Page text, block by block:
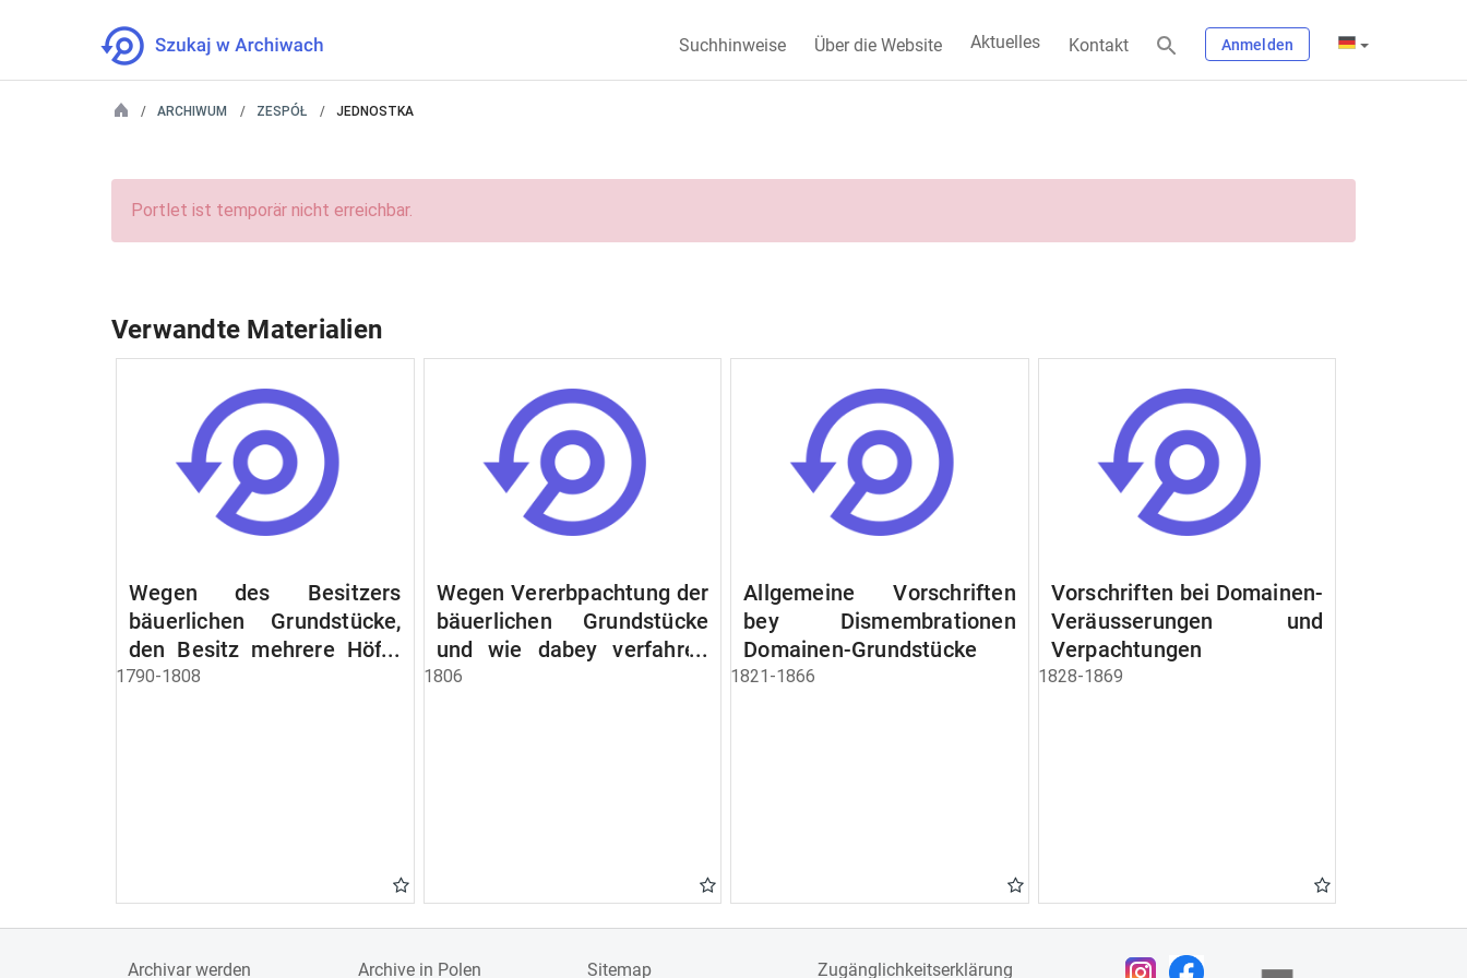
Suchhinweise Über die Website Aktuelles Kontakt Anmelden
ARCHIWUM ZESPÓŁ JEDNOSTKA
Portlet ist temporär nicht erreichbar.
Verwandte Materialien
Wegen des Besitzers
bäuerlichen Grundstücke,
den Besitz mehrere Höfe.
Instruction wegen der
1790-1808
Wegen Vererbpachtung der
bäuerlichen Grundstücke
und wie dabey verfahren
werden soll
1806
Allgemeine Vorschriften
bey Dismembrationen
Domainen-Grundstücke
1821-1866
Vorschriften bei Domainen-
Veräusserungen und
Verpachtungen
1828-1869
Archivar werden Archive in Polen Sitemap Zugänglichkeitserklärung